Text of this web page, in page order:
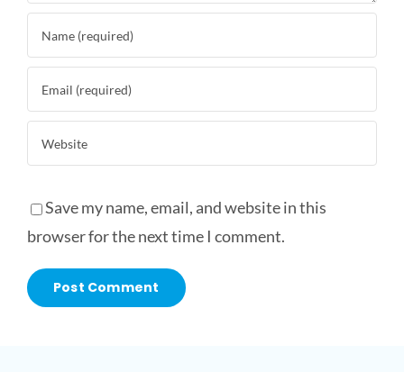
Save my name, email, and website in this
browser for the next time I comment.